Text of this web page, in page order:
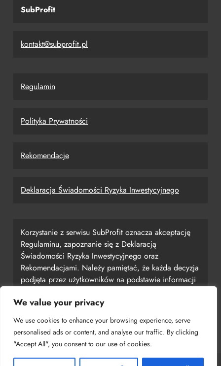
We value your privacy
We use cookies to enhance your browsing experience, serve
personalised ads or content, and analyse our traffic. By clicking
"Accept All", you consent to our use of cookies.
SubProfit
kontakt@subprofit.pl
Regulamin
Polityka Prywatności
Rekomendacje
Deklaracja Świadomości Ryzyka Inwestycyjnego
Korzystanie z serwisu SubProfit oznacza akceptację
Regulaminu, zapoznanie się z Deklaracją
Świadomości Ryzyka Inwestycyjnego oraz
Rekomendacjami. Należy pamiętać, że każda decyzja
podjęta przez użytkowników na podstawie informacji
odpowiedzialnością, a serwis SubProfit nie ponosi za
nią odpowiedzialności.